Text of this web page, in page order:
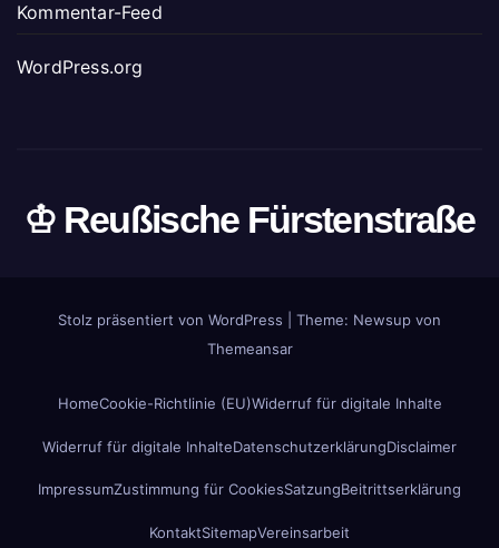
Kommentar-Feed
WordPress.org
♔ Reußische Fürstenstraße
Stolz präsentiert von WordPress
Theme: Newsup von
Themeansar
HomeCookie-Richtlinie (EU)Widerruf für digitale Inhalte
Widerruf für digitale InhalteDatenschutzerklärungDisclaimer
ImpressumZustimmung für CookiesSatzungBeitrittserklärung
KontaktSitemapVereinsarbeit